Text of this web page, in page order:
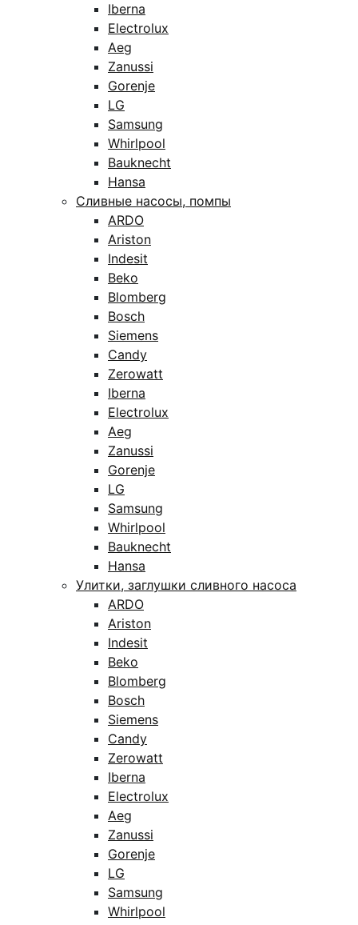
Iberna
Electrolux
Aeg
Zanussi
Gorenje
LG
Samsung
Whirlpool
Bauknecht
Hansa
Сливные насосы, помпы
ARDO
Ariston
Indesit
Beko
Blomberg
Bosch
Siemens
Candy
Zerowatt
Iberna
Electrolux
Aeg
Zanussi
Gorenje
LG
Samsung
Whirlpool
Bauknecht
Hansa
Улитки, заглушки сливного насоса
ARDO
Ariston
Indesit
Beko
Blomberg
Bosch
Siemens
Candy
Zerowatt
Iberna
Electrolux
Aeg
Zanussi
Gorenje
LG
Samsung
Whirlpool